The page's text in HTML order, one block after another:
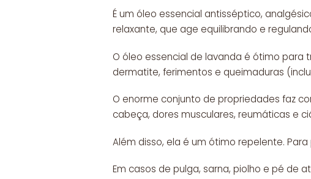
É um óleo essencial antisséptico,
relaxante, que age equilibrando e
O óleo essencial de lavanda é ótimo para
dermatite, ferimentos e queimaduras
O enorme conjunto de propriedades faz
cabeça, dores musculares, reumáticas e
Além disso, ela é um ótimo repelente.
Em casos de pulga, sarna, piolho e pé de